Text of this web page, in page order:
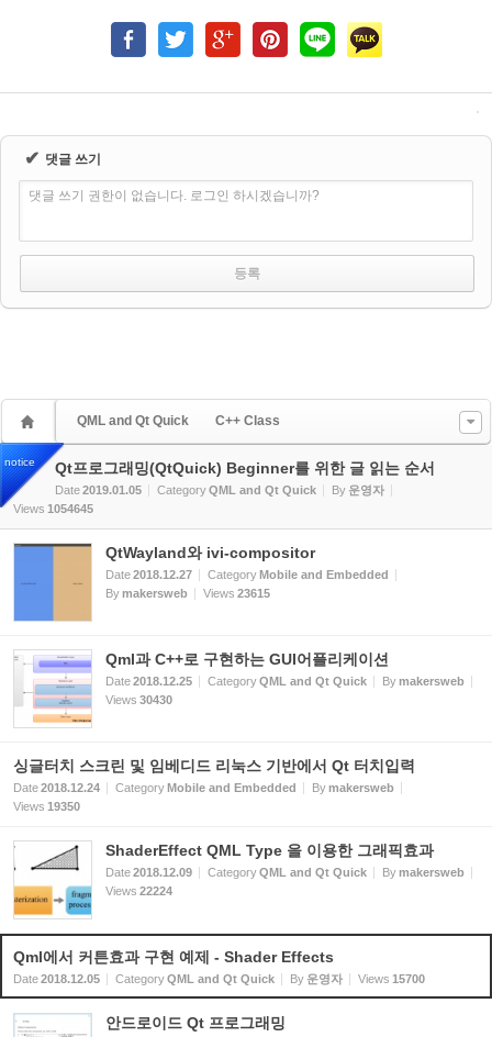
✔ 댓글 쓰기
댓글 쓰기 권한이 없습니다. 로그인 하시겠습니까?
QML and Qt Quick C++ Class
notice Qt프로그래밍(QtQuick) Beginner를 위한 글 읽는 순서
Date2019.01.05 CategoryQML and Qt Quick By 운영자
Views 1054645
QtWayland와 ivi-compositor
Date2018.12.27 CategoryMobile and Embedded
Bymakersweb Views 23615
Qml과 C++로 구현하는 GUI어플리케이션
Date2018.12.25 CategoryQML and Qt Quick Bymakersweb
Views 30430
싱글터치 스크린 및 임베디드 리눅스 기반에서 Qt 터치입력
Date2018.12.24 CategoryMobile and Embedded Bymakersweb
Views 19350
ShaderEffect QML Type 을 이용한 그래픽효과
Date2018.12.09 CategoryQML and Qt Quick Bymakersweb
Views 22224
Qml에서 커튼효과 구현 예제 - Shader Effects
Date2018.12.05 CategoryQML and Qt Quick By 운영자 Views 15700
안드로이드 Qt 프로그래밍